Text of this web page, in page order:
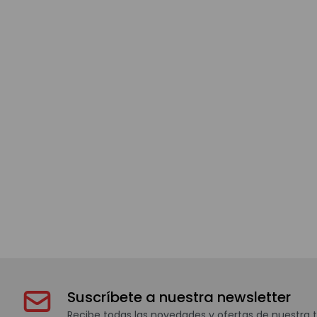
Suscríbete a nuestra newsletter